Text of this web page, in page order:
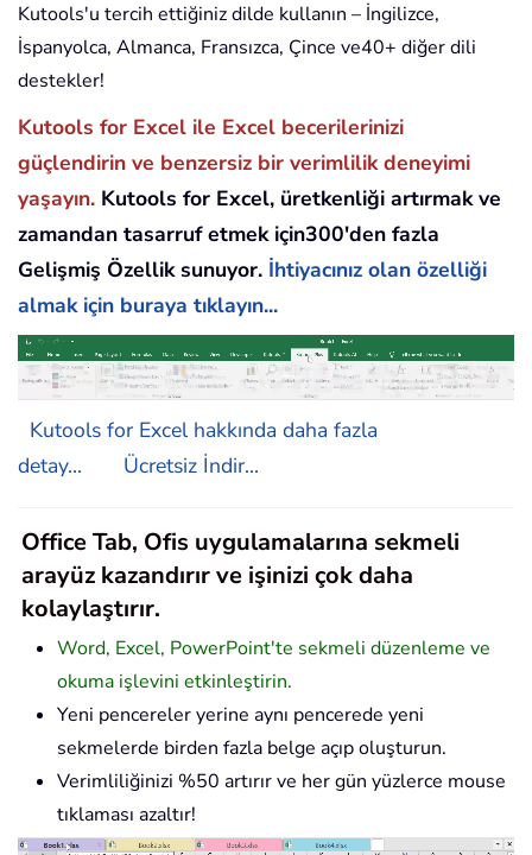
Kutools'u tercih ettiğiniz dilde kullanın – İngilizce,
İspanyolca, Almanca, Fransızca, Çince ve40+ diğer dili
destekler!
Kutools for Excel ile Excel becerilerinizi
güçlendirin ve benzersiz bir verimlilik deneyimi
yaşayın. Kutools for Excel, üretkenliği artırmak ve
zamandan tasarruf etmek için300'den fazla
Gelişmiş Özellik sunuyor. İhtiyacınız olan özelliği
almak için buraya tıklayın...
Kutools for Excel hakkında daha fazla
detay...
Ücretsiz İndir...
Office Tab, Ofis uygulamalarına sekmeli
arayüz kazandırır ve işinizi çok daha
kolaylaştırır.
Word, Excel, PowerPoint'te sekmeli düzenleme ve
okuma işlevini etkinleştirin.
Yeni pencereler yerine aynı pencerede yeni
sekmelerde birden fazla belge açıp oluşturun.
Verimliliğinizi %50 artırır ve her gün yüzlerce mouse
tıklaması azaltır!